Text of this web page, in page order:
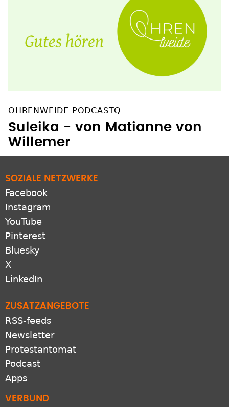
OHRENWEIDE PODCASTQ
Suleika - von Matianne von
Willemer
SOZIALE NETZWERKE
Facebook
Instagram
YouTube
Pinterest
Bluesky
X
LinkedIn
ZUSATZANGEBOTE
RSS-feeds
Newsletter
Protestantomat
Podcast
Apps
VERBUND